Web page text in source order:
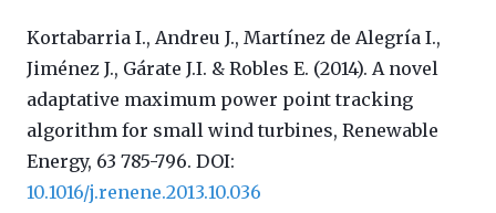
Kortabarria I., Andreu J., Martínez de Alegría I.,
Jiménez J., Gárate J.I. & Robles E. (2014). A novel
adaptative maximum power point tracking
algorithm for small wind turbines, Renewable
Energy, 63 785-796. DOI:
10.1016/j.renene.2013.10.036